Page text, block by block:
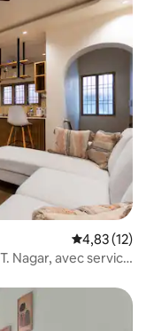
Note
4,83 (12)
Nagar, avec service